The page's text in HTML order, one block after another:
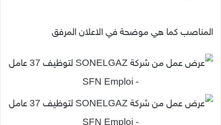
المناصب كما هي موضحة في الاعلان المرفق